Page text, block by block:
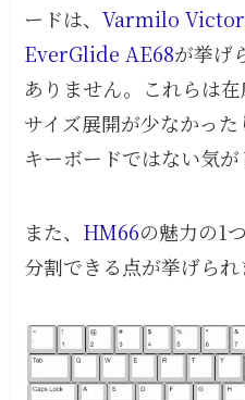
ードは、Varmilo
EverGlide AE68が挙げ
ありません。これらは在
サイズ展開が少なかっ
キーボードではない気が
また、 HM66の魅力の1
分割できる点が挙げられ